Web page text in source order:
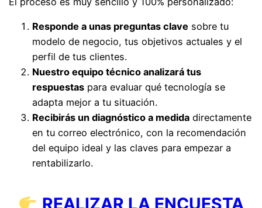
Responde a unas preguntas clave sobre tu
modelo de negocio, tus objetivos actuales y el
perfil de tus clientes.
Nuestro equipo técnico analizará tus
respuestas para evaluar qué tecnología se
adapta mejor a tu situación.
Recibirás un diagnóstico a medida directamente
en tu correo electrónico, con la recomendación
del equipo ideal y las claves para empezar a
rentabilizarlo.
REALIZAR LA ENCUESTA